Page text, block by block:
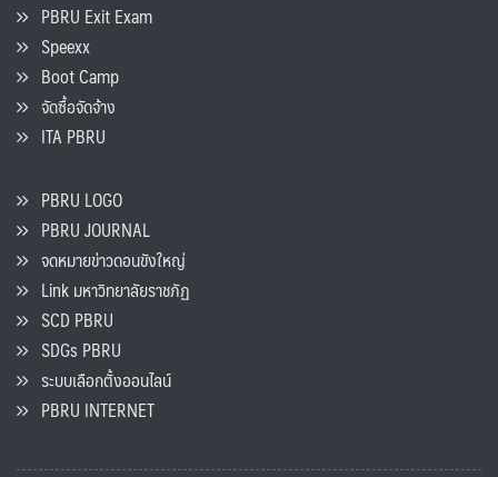
PBRU Exit Exam
Speexx
Boot Camp
จัดซื้อจัดจ้าง
ITA PBRU
PBRU LOGO
PBRU JOURNAL
จดหมายข่าวดอนขังใหญ่
Link มหาวิทยาลัยราชภัฏ
SCD PBRU
SDGs PBRU
ระบบเลือกตั้งออนไลน์
PBRU INTERNET